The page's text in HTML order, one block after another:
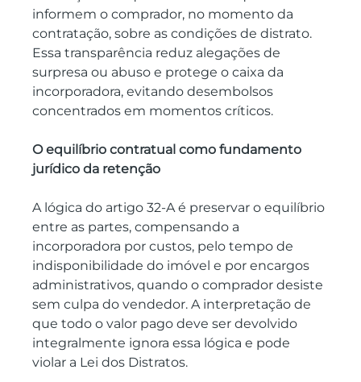
informem o comprador, no momento da
contratação, sobre as condições de distrato.
Essa transparência reduz alegações de
surpresa ou abuso e protege o caixa da
incorporadora, evitando desembolsos
concentrados em momentos críticos.
O equilíbrio contratual como fundamento
jurídico da retenção
A lógica do artigo 32-A é preservar o equilíbrio
entre as partes, compensando a
incorporadora por custos, pelo tempo de
indisponibilidade do imóvel e por encargos
administrativos, quando o comprador desiste
sem culpa do vendedor. A interpretação de
que todo o valor pago deve ser devolvido
integralmente ignora essa lógica e pode
violar a Lei dos Distratos.